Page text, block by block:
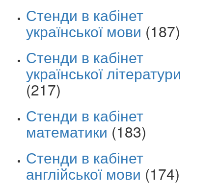
Стенди в кабінет
української мови (187)
Стенди в кабінет
української літератури
(217)
Стенди в кабінет
математики (183)
Стенди в кабінет
англійської мови (174)